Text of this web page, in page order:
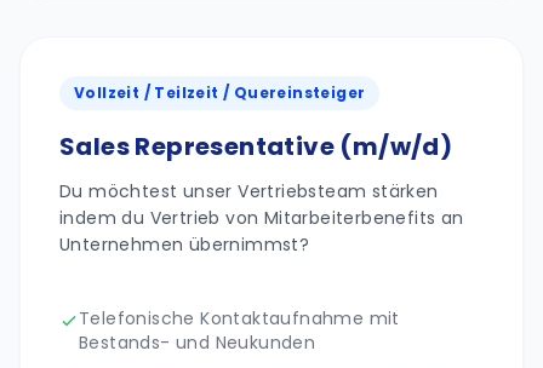
Vollzeit / Teilzeit / Quereinsteiger
Sales Representative (m/w/d)
Du möchtest unser Vertriebsteam stärken
indem du Vertrieb von Mitarbeiterbenefits an
Unternehmen übernimmst?
Telefonische Kontaktaufnahme mit
Bestands- und Neukunden